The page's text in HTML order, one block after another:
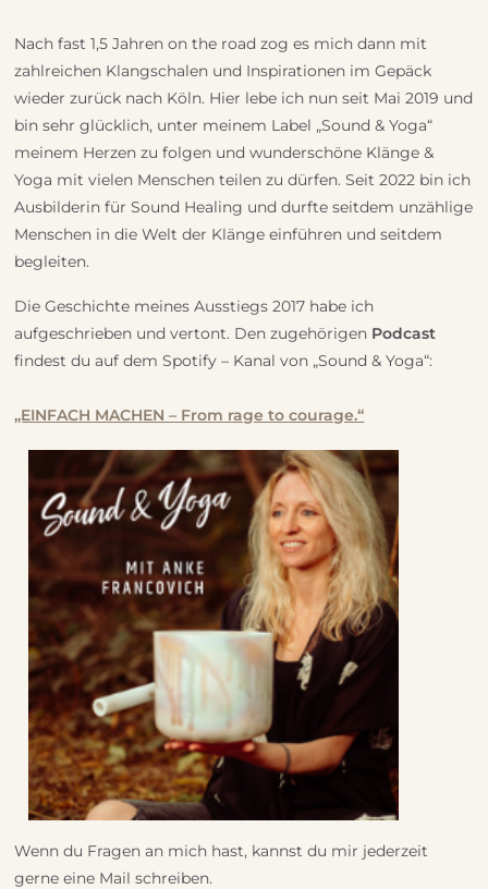
Nach fast 1,5 Jahren on the road zog es mich dann mit
zahlreichen Klangschalen und Inspirationen im Gepäck
wieder zurück nach Köln. Hier lebe ich nun seit Mai 2019 und
bin sehr glücklich, unter meinem Label „Sound & Yoga“
meinem Herzen zu folgen und wunderschöne Klänge &
Yoga mit vielen Menschen teilen zu dürfen. Seit 2022 bin ich
Ausbilderin für Sound Healing und durfte seitdem unzählige
Menschen in die Welt der Klänge einführen und seitdem
begleiten.
Die Geschichte meines Ausstiegs 2017 habe ich
aufgeschrieben und vertont. Den zugehörigen Podcast
findest du auf dem Spotify – Kanal von „Sound & Yoga“:
„EINFACH MACHEN – From rage to courage.“
Wenn du Fragen an mich hast, kannst du mir jederzeit
gerne eine Mail schreiben.